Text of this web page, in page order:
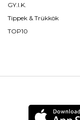
GY.I.K.
Tippek & Trükkök
TOP10